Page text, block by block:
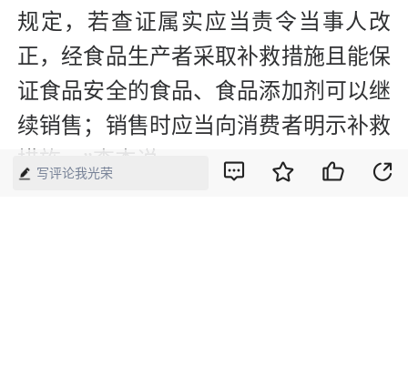
规定，若查证属实应当责令当事人改
正，经食品生产者采取补救措施且能保
证食品安全的食品、食品添加剂可以继
续销售；销售时应当向消费者明示补救
写评论我光荣